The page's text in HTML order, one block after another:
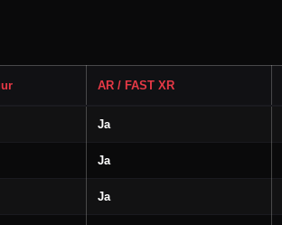
AR / FAST XR
Ja
Ja
Ja